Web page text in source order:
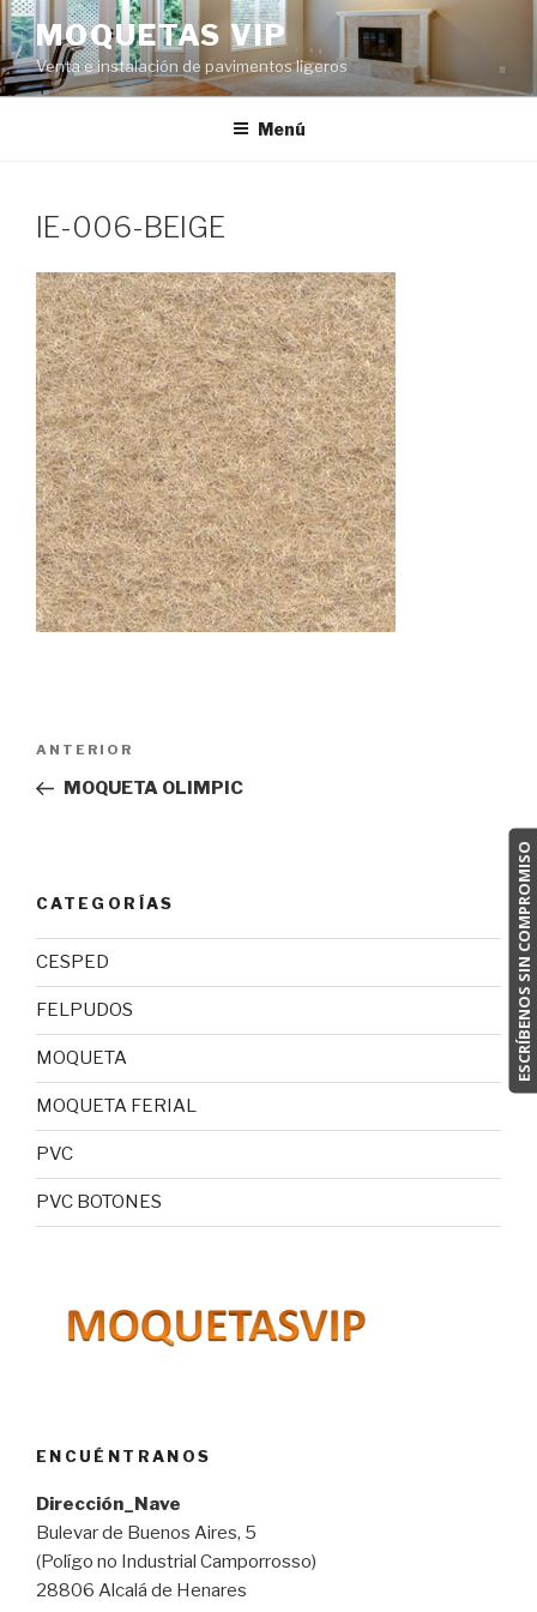
Ir
al
contenido
MOQUETAS VIP
Venta e instalación de pavimentos ligeros
Menú
IE-006-BEIGE
Navegación
entradas
Entrada
anterior:
ANTERIOR
MOQUETA OLIMPIC
CATEGORÍAS
CESPED
FELPUDOS
MOQUETA
MOQUETA FERIAL
PVC
PVC BOTONES
ENCUÉNTRANOS
Dirección_Nave
Bulevar de Buenos Aires, 5
(Polígo no Industrial Camporrosso)
28806 Alcalá de Henares
ESCRÍBENOS SIN COMPROMISO